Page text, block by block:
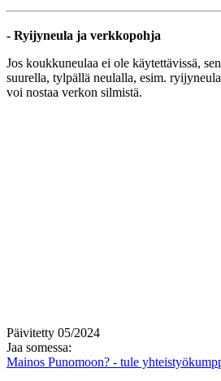
- Ryijyneula ja verkkopohja
Jos koukkuneulaa ei ole käytettävissä,
suurella, tylpällä neulalla, esim.
voi nostaa verkon silmistä.
Päivitetty 05/2024
Jaa somessa:
Mainos Punomoon? - tule